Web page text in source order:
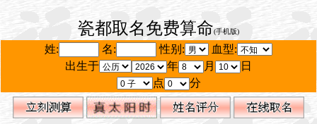
瓷都取名免费算命(手机版)
姓: 名: 性别:
血型:
出生于
年 月
日
点
分